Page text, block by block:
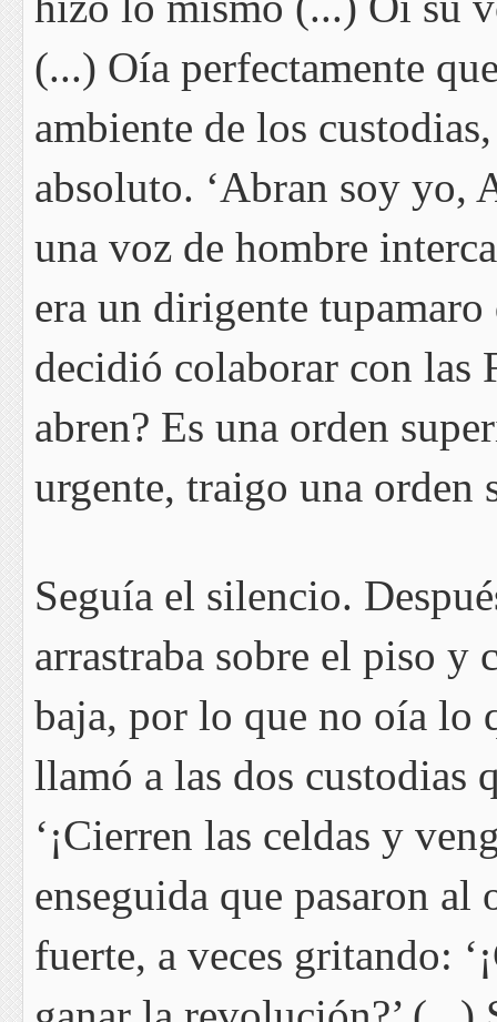
(...) Oía perfectamente
ambiente de los
absoluto. ‘Abran soy yo,
una voz de hombre
era un dirigente
decidió colaborar con las
abren? Es una orden
urgente, traigo una orden
Seguía el silencio.
arrastraba sobre el piso y
baja, por lo que no oía lo
llamó a las dos custodias
‘¡Cierren las celdas y
enseguida que pasaron
fuerte, a veces gritando: